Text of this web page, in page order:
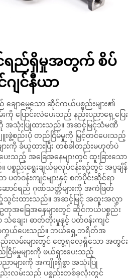
ရည်ရှိမှုအတွက် စိပ်
ဂျင်နီယာ
ာမွေ့သော ဆိုင်ကယ်ပစ္စည်းများ၏
ပြောင်းလဲပေးသည့် နည်းပညာရှေ့ပြေး
အသုံးပြုထားသည်။ အဆင့်မြင့်သံမဏိ
ဖွဲ့စည်းပုံ တည်ငြိမ်မှုကို မြှင့်တင်ပေးသည့်
းကို ခံယူထားပြီး တစ်ခါတည်းမဟုတ်ပဲ
းသည့် အခြေအနေများတွင် ထူးခြားသော
စ္စည်းရွေးချယ်မှုလုပ်ငန်းစဉ်တွင် အပူချိန်
ပတ်ဝန်းကျင်များနှင့် စက်ပိုင်းဆိုင်ရာ
ဆောင်ရည် ဂုဏ်သတ္တိများကို အကဲဖြတ်
သွင်းထားသည်။ အဆင့်မြင့် အထူးအလွှာ
အခြေအနေများတွင် ဆိုင်ကယ်ပစ္စည်း
ျေး၊ ဓာတ်တိုးမှုနှင့် ပတ်ဝန်းကျင်
ကာကွယ်ပေးသည်။ ဘယ်ရှေ့ဘရိတ်အ
ည်းလမ်းများတွင် တွေ့ရလေ့ရှိသော အတွင်း
ငြိမ်မှုများကို ဖယ်ရှားပေးသည့်
ာများကို အကျိုးရှိစွာ အသုံးပြု
လမ်းသည် ပစ္စည်းတစ်ခုလုံးတွင်